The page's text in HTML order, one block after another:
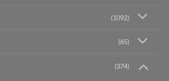
(1092)
(65)
(374)